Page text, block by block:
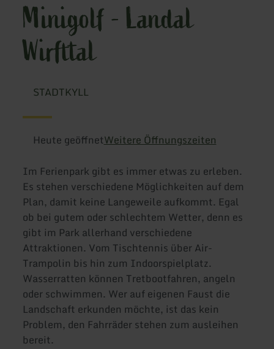
Minigolf - Landal
Wirfttal
STADTKYLL
Heute geöffnetWeitere Öffnungszeiten
Im Ferienpark gibt es immer etwas zu erleben.
Es stehen verschiedene Möglichkeiten auf dem
Plan, damit keine Langeweile aufkommt. Egal
ob bei gutem oder schlechtem Wetter, denn es
gibt im Park allerhand verschiedene
Attraktionen. Vom Tischtennis über Air-
Trampolin bis hin zum Indoorspielplatz.
Wasserratten können Tretbootfahren, angeln
oder schwimmen. Wer auf eigenen Faust die
Landschaft erkunden möchte, ist das kein
Problem, den Fahrräder stehen zum ausleihen
bereit.